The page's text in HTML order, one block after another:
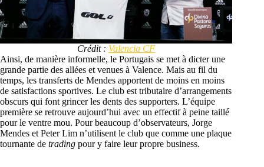
Crédit : Valencia CF
Ainsi, de manière informelle, le Portugais se met à dicter une
grande partie des allées et venues à Valence. Mais au fil du
temps, les transferts de Mendes apportent de moins en moins
de satisfactions sportives. Le club est tributaire d’arrangements
obscurs qui font grincer les dents des supporters. L’équipe
première se retrouve aujourd’hui avec un effectif à peine taillé
pour le ventre mou. Pour beaucoup d’observateurs, Jorge
Mendes et Peter Lim n’utilisent le club que comme une plaque
tournante de trading pour y faire leur propre business.